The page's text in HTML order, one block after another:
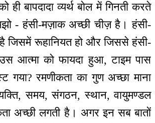
ही बापदादा व्यर्थ बोल में गिनती करते
- हंसी-मज़ाक अच्छी चीज़ है। हंसी-
जिसमें रूहानियत हो और जिससे हंसी-
आत्मा को फायदा हुआ, टाइम पास
गया? रमणीकता का गुण अच्छा माना
समय, संगठन, स्थान, वायुमण्डल
अच्छी लगती है। अगर इन सब बातों